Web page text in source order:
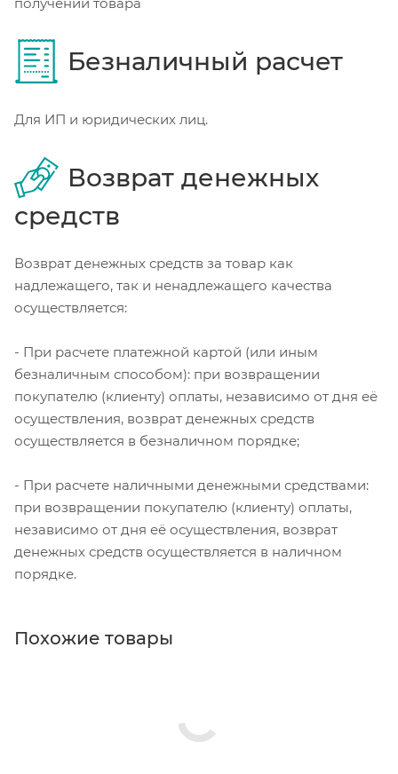
Безналичный расчет
Для ИП и юридических лиц.
Возврат денежных
средств
Возврат денежных средств за товар как
надлежащего, так и ненадлежащего качества
осуществляется:
- При расчете платежной картой (или иным
безналичным способом): при возвращении
покупателю (клиенту) оплаты, независимо от дня её
осуществления, возврат денежных средств
осуществляется в безналичном порядке;
- При расчете наличными денежными средствами:
при возвращении покупателю (клиенту) оплаты,
независимо от дня её осуществления, возврат
денежных средств осуществляется в наличном
порядке.
Похожие товары